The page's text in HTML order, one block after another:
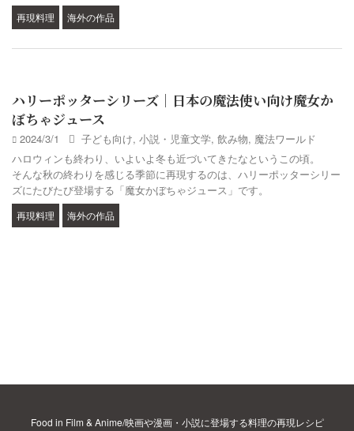
再現料理 海外の作品
ハリーポッターシリーズ｜日本の魔法使い向け魔女か
ぼちゃジュース
2024/3/1 子ども向け, 小説・児童文学, 飲み物, 魔法ワールド
ハロウィンも終わり、いよいよ冬も近づいてきたなというこの頃。
そんな秋の終わりを感じる季節に再現するのは、ハリーポッターシリー
ズにたびたび登場する「魔女かぼちゃジュース」です。
再現料理 海外の作品
Food in Film & Anime/映画や漫画・小説に登場する料理の再現レシピ